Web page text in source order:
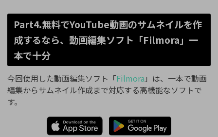
Part4.無料でYouTube動画のサムネイルを作
成するなら、動画編集ソフト「Filmora」一
本で十分
今回使用した動画編集ソフト「Filmora 」は、一本で動画
編集からサムネイル作成まで対応する高機能なソフトで
す。